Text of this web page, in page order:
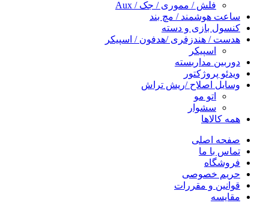
فلش / مموری / جک / Aux
ساعت هوشمند / مچ بند
کنسول بازی و دسته
هدست / هندزفری /هدفون / اسپیکر
اسپیکر
دوربین مداربسته
ویدئو پروژکتور
وسایل اصلاح /ریش تراش
اتو مو
سشوار
همه کالاها
صفحه اصلی
تماس با ما
فروشگاه
حریم خصوصی
قوانین و مقررات
مقایسه